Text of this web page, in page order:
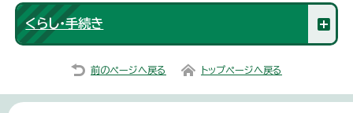
くらし・手続き
前のページへ戻る トップページへ戻る